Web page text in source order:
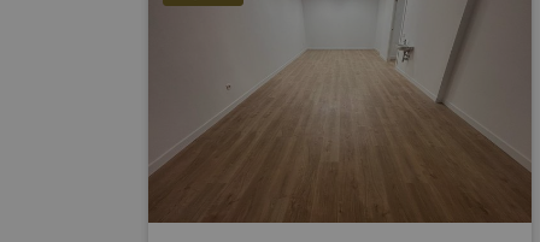
wifi todo incluido en el precio.
Orientación Sur, muy luminosa y soleada,
doble ventana.
Portal totalmente adaptado, dos
ascensores, puerta automática.
Todos los servicios alrededor,